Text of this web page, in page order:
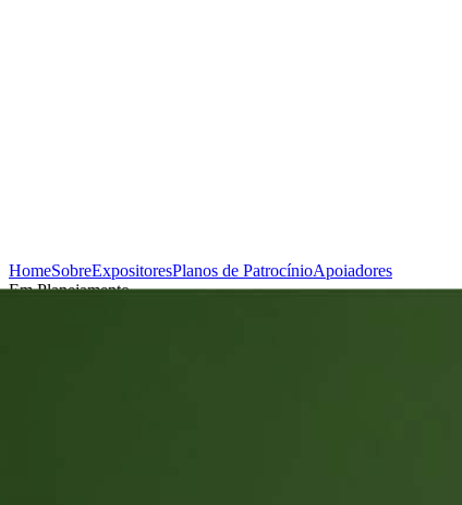
HomeSobreExpositoresPlanos de PatrocínioApoiadores
Em Planejamento